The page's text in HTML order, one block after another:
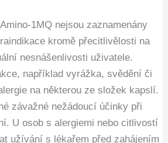
1MQ nejsou zaznamenány
kromě přecitlivělosti na
nesnášenlivosti uživatele.
například vyrážka, svědění či
na některou ze složek kapslí.
závažné nežádoucí účinky při
U osob s alergiemi nebo citlivostí
užívání s lékařem před zahájením